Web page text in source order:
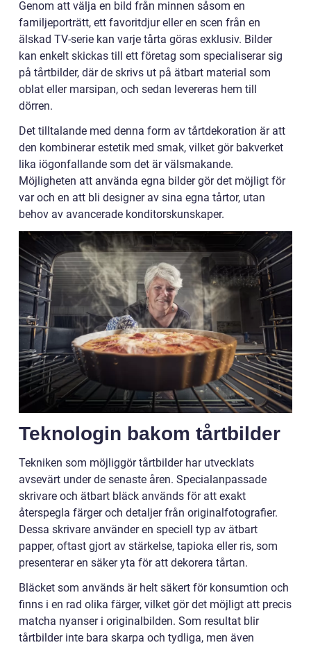
Genom att välja en bild från minnen såsom en
familjeporträtt, ett favoritdjur eller en scen från en
älskad TV-serie kan varje tårta göras exklusiv. Bilder
kan enkelt skickas till ett företag som specialiserar sig
på tårtbilder, där de skrivs ut på ätbart material som
oblat eller marsipan, och sedan levereras hem till
dörren.
Det tilltalande med denna form av tårtdekoration är att
den kombinerar estetik med smak, vilket gör bakverket
lika iögonfallande som det är välsmakande.
Möjligheten att använda egna bilder gör det möjligt för
var och en att bli designer av sina egna tårtor, utan
behov av avancerade konditorskunskaper.
Teknologin bakom tårtbilder
Tekniken som möjliggör tårtbilder har utvecklats
avsevärt under de senaste åren. Specialanpassade
skrivare och ätbart bläck används för att exakt
återspegla färger och detaljer från originalfotografier.
Dessa skrivare använder en speciell typ av ätbart
papper, oftast gjort av stärkelse, tapioka eller ris, som
presenterar en säker yta för att dekorera tårtan.
Bläcket som används är helt säkert för konsumtion och
finns i en rad olika färger, vilket gör det möjligt att precis
matcha nyanser i originalbilden. Som resultat blir
tårtbilder inte bara skarpa och tydliga, men även